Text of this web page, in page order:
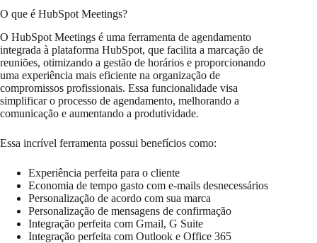
O que é HubSpot Meetings?
O HubSpot Meetings é uma ferramenta de agendamento
integrada à plataforma HubSpot, que facilita a marcação de
reuniões, otimizando a gestão de horários e proporcionando
uma experiência mais eficiente na organização de
compromissos profissionais. Essa funcionalidade visa
simplificar o processo de agendamento, melhorando a
comunicação e aumentando a produtividade.
Essa incrível ferramenta possui benefícios como:
Experiência perfeita para o cliente
Economia de tempo gasto com e-mails desnecessários
Personalização de acordo com sua marca
Personalização de mensagens de confirmação
Integração perfeita com Gmail, G Suite
Integração perfeita com Outlook e Office 365